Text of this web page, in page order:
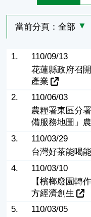
當前分頁：全部 選
1.
110/09/13
花蓮縣政府召
產業
2.
110/06/03
農糧署東區分
備服務地圖」
3.
110/03/29
台灣好茶能喝
4.
110/03/10
【檳榔廢園轉
方經濟創生
5.
110/03/05